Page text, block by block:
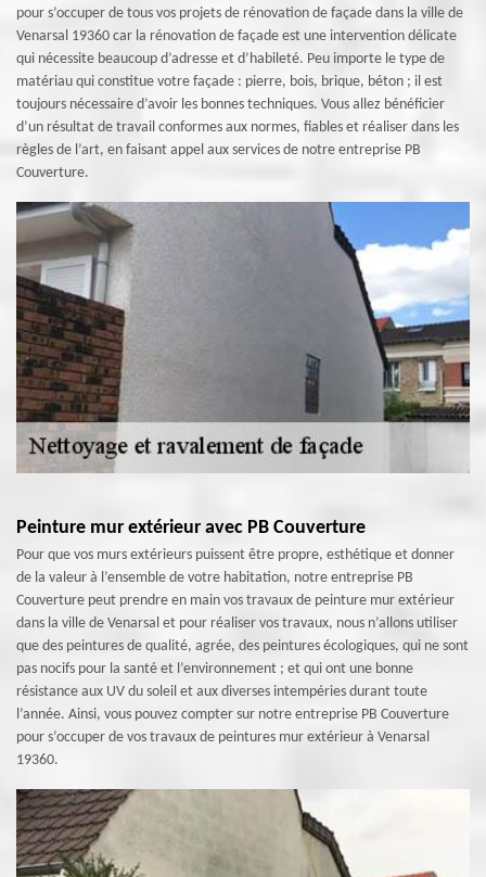
pour s’occuper de tous vos projets de rénovation de façade dans la ville de
Venarsal 19360 car la rénovation de façade est une intervention délicate
qui nécessite beaucoup d’adresse et d’habileté. Peu importe le type de
matériau qui constitue votre façade : pierre, bois, brique, béton ; il est
toujours nécessaire d’avoir les bonnes techniques. Vous allez bénéficier
d’un résultat de travail conformes aux normes, fiables et réaliser dans les
règles de l’art, en faisant appel aux services de notre entreprise PB
Couverture.
Peinture mur extérieur avec PB Couverture
Pour que vos murs extérieurs puissent être propre, esthétique et donner
de la valeur à l’ensemble de votre habitation, notre entreprise PB
Couverture peut prendre en main vos travaux de peinture mur extérieur
dans la ville de Venarsal et pour réaliser vos travaux, nous n’allons utiliser
que des peintures de qualité, agrée, des peintures écologiques, qui ne sont
pas nocifs pour la santé et l’environnement ; et qui ont une bonne
résistance aux UV du soleil et aux diverses intempéries durant toute
l’année. Ainsi, vous pouvez compter sur notre entreprise PB Couverture
pour s’occuper de vos travaux de peintures mur extérieur à Venarsal
19360.